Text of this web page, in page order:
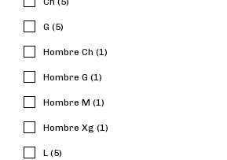
G (5)
Hombre Ch (1)
Hombre G (1)
Hombre M (1)
Hombre Xg (1)
L (5)